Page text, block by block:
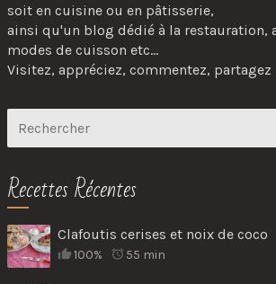
soit en cuisine ou en pâtisserie,
ainsi qu'un blog dédié à la restauration,
modes de cuisson etc...
Visitez, appréciez, commentez, partagez
Recettes Récentes
Clafoutis cerises et noix de coco
100% 55 min